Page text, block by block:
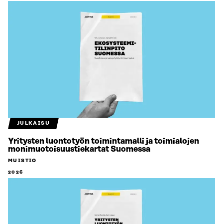
JULKAISU
Yritysten luontotyön toimintamalli ja toimialojen
monimuotoisuustiekartat Suomessa
MUISTIO
2026